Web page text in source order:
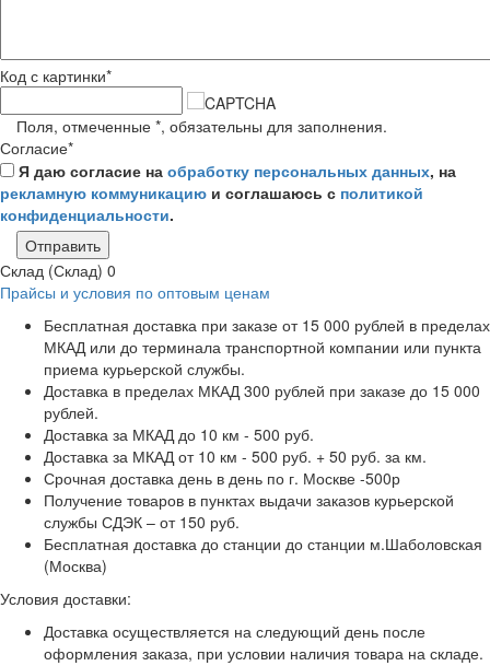
Код с картинки*
Поля, отмеченные *, обязательны для заполнения.
Согласие*
Я даю согласие на обработку персональных данных, на
рекламную коммуникацию и соглашаюсь с политикой
конфиденциальности.
Отправить
Склад (Склад) 0
Прайсы и условия по оптовым ценам
Бесплатная доставка при заказе от 15 000 рублей в пределах
МКАД или до терминала транспортной компании или пункта
приема курьерской службы.
Доставка в пределах МКАД 300 рублей при заказе до 15 000
рублей.
Доставка за МКАД до 10 км - 500 руб.
Доставка за МКАД от 10 км - 500 руб. + 50 руб. за км.
Срочная доставка день в день по г. Москве -500р
Получение товаров в пунктах выдачи заказов курьерской
службы СДЭК – от 150 руб.
Бесплатная доставка до станции до станции м.Шаболовская
(Москва)
Условия доставки:
Доставка осуществляется на следующий день после
оформления заказа, при условии наличия товара на складе.